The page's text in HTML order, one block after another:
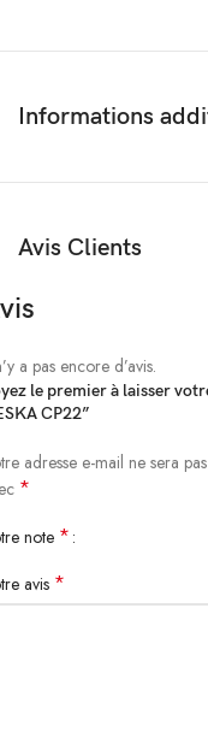
Informations
Avis Clients
a pas encore d’avis.
le premier à laisser
CP22”
adresse e-mail ne sera
*
note *
avis *